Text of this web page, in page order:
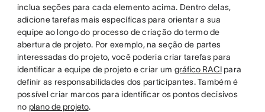
inclua seções para cada elemento acima. Dentro delas,
adicione tarefas mais específicas para orientar a sua
equipe ao longo do processo de criação do termo de
abertura de projeto. Por exemplo, na seção de partes
interessadas do projeto, você poderia criar tarefas para
identificar a equipe de projeto e criar um gráfico RACIpara
definir as responsabilidades dos participantes. Também é
possível criar marcos para identificar os pontos decisivos
no plano de projeto.